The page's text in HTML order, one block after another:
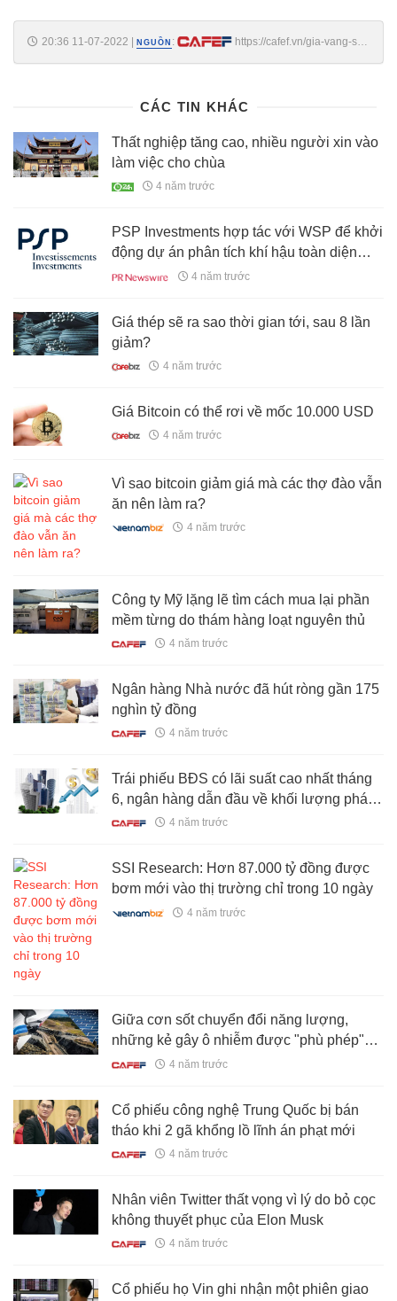
20:36 11-07-2022 | NGUỒN :
https://cafef.vn/gia-vang-sjc-
CÁC TIN KHÁC
Thất nghiệp tăng cao, nhiều người xin vào
làm việc cho chùa
4 năm trước
PSP Investments hợp tác với WSP để khởi
động dự án phân tích khí hậu toàn diện
trên 3 triệu ha đất trồng rừng và đất nông
4 năm trước
Giá thép sẽ ra sao thời gian tới, sau 8 lần
giảm?
4 năm trước
Giá Bitcoin có thể rơi về mốc 10.000 USD
4 năm trước
Vì sao bitcoin giảm giá mà các thợ đào vẫn
ăn nên làm ra?
4 năm trước
Công ty Mỹ lặng lẽ tìm cách mua lại phần
mềm từng do thám hàng loạt nguyên thủ
4 năm trước
Ngân hàng Nhà nước đã hút ròng gần 175
nghìn tỷ đồng
4 năm trước
Trái phiếu BĐS có lãi suất cao nhất tháng
6, ngân hàng dẫn đầu về khối lượng phát
hành
4 năm trước
SSI Research: Hơn 87.000 tỷ đồng được
bơm mới vào thị trường chỉ trong 10 ngày
4 năm trước
Giữa cơn sốt chuyển đổi năng lượng,
những kẻ gây ô nhiễm được "phù phép"
thành anh hùng
4 năm trước
Cổ phiếu công nghệ Trung Quốc bị bán
tháo khi 2 gã khổng lồ lĩnh án phạt mới
4 năm trước
Nhân viên Twitter thất vọng vì lý do bỏ cọc
không thuyết phục của Elon Musk
4 năm trước
Cổ phiếu họ Vin ghi nhận một phiên giao